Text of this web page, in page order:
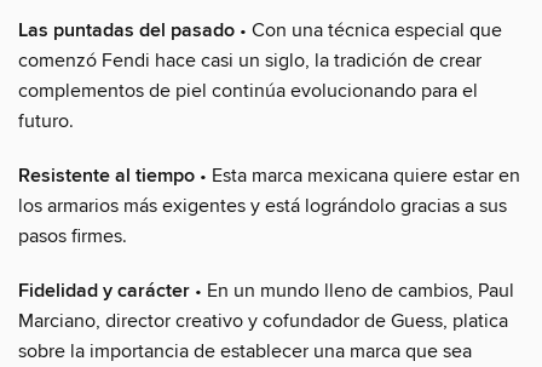
Las puntadas del pasado • Con una técnica especial que
comenzó Fendi hace casi un siglo, la tradición de crear
complementos de piel continúa evolucionando para el
futuro.
Resistente al tiempo • Esta marca mexicana quiere estar en
los armarios más exigentes y está lográndolo gracias a sus
pasos firmes.
Fidelidad y carácter • En un mundo lleno de cambios, Paul
Marciano, director creativo y cofundador de Guess, platica
sobre la importancia de establecer una marca que sea